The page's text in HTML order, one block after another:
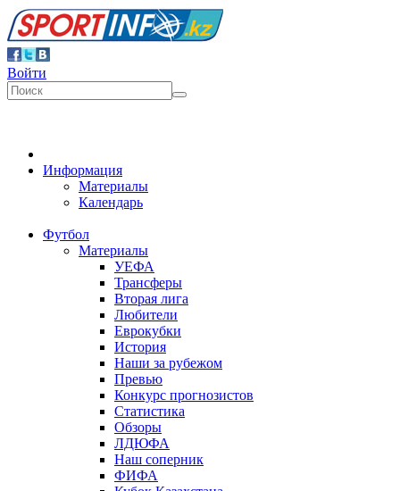
Войти
Информация
Материалы
Календарь
Футбол
Материалы
УЕФА
Трансферы
Вторая лига
Любители
Еврокубки
История
Наши за рубежом
Превью
Конкурс прогнозистов
Статистика
Обзоры
ЛДЮФА
Наш соперник
ФИФА